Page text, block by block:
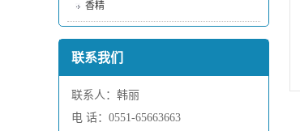
香精
联系我们
联系人：韩丽
电 话：0551-65663663